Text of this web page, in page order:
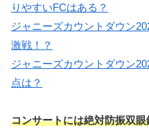
りやすいFCはある？
ジャニーズカウントダウン
激戦！？
ジャニーズカウントダウン
点は？
コンサートには絶対防振双